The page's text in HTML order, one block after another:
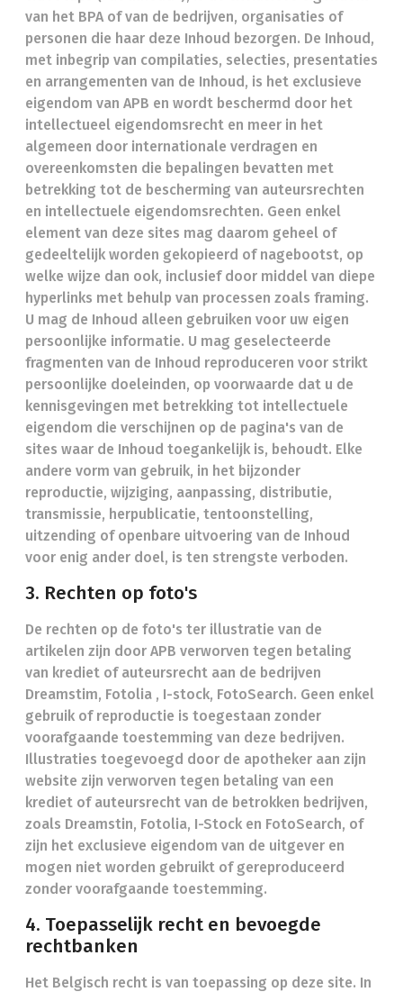
van het BPA of van de bedrijven, organisaties of
personen die haar deze Inhoud bezorgen. De Inhoud,
met inbegrip van compilaties, selecties, presentaties
en arrangementen van de Inhoud, is het exclusieve
eigendom van APB en wordt beschermd door het
intellectueel eigendomsrecht en meer in het
algemeen door internationale verdragen en
overeenkomsten die bepalingen bevatten met
betrekking tot de bescherming van auteursrechten
en intellectuele eigendomsrechten. Geen enkel
element van deze sites mag daarom geheel of
gedeeltelijk worden gekopieerd of nagebootst, op
welke wijze dan ook, inclusief door middel van diepe
hyperlinks met behulp van processen zoals framing.
U mag de Inhoud alleen gebruiken voor uw eigen
persoonlijke informatie. U mag geselecteerde
fragmenten van de Inhoud reproduceren voor strikt
persoonlijke doeleinden, op voorwaarde dat u de
kennisgevingen met betrekking tot intellectuele
eigendom die verschijnen op de pagina's van de
sites waar de Inhoud toegankelijk is, behoudt. Elke
andere vorm van gebruik, in het bijzonder
reproductie, wijziging, aanpassing, distributie,
transmissie, herpublicatie, tentoonstelling,
uitzending of openbare uitvoering van de Inhoud
voor enig ander doel, is ten strengste verboden.
3. Rechten op foto's
De rechten op de foto's ter illustratie van de
artikelen zijn door APB verworven tegen betaling
van krediet of auteursrecht aan de bedrijven
Dreamstim, Fotolia , I-stock, FotoSearch. Geen enkel
gebruik of reproductie is toegestaan zonder
voorafgaande toestemming van deze bedrijven.
Illustraties toegevoegd door de apotheker aan zijn
website zijn verworven tegen betaling van een
krediet of auteursrecht van de betrokken bedrijven,
zoals Dreamstin, Fotolia, I-Stock en FotoSearch, of
zijn het exclusieve eigendom van de uitgever en
mogen niet worden gebruikt of gereproduceerd
zonder voorafgaande toestemming.
4. Toepasselijk recht en bevoegde
rechtbanken
Het Belgisch recht is van toepassing op deze site. In